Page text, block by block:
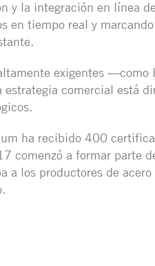
y la integración en línea
en tiempo real y
exigentes —como
comercial está
ha recibido 400
comenzó a formar parte
a los productores de